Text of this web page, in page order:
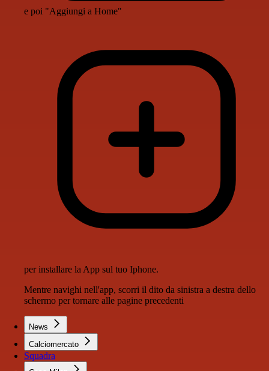
e poi "Aggiungi a Home"
per installare la App sul tuo Iphone.
Mentre navighi nell'app, scorri il dito da sinistra a destra dello
schermo per tornare alle pagine precedenti
News
Calciomercato
Squadra